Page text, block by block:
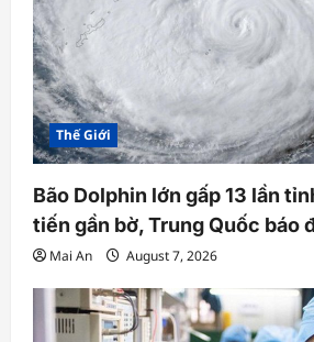
Thế Giới
Bão Dolphin lớn gấp 13 lần
tiến gần bờ, Trung Quốc báo
Mai An August 7, 2026